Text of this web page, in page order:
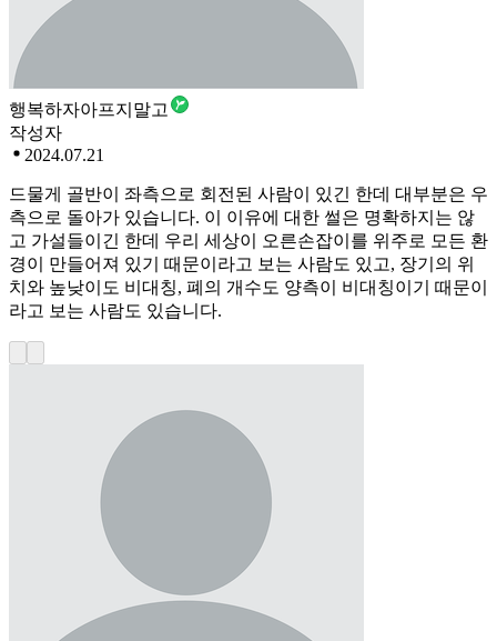
행복하자아프지말고
작성자
2024.07.21
드물게 골반이 좌측으로 회전된 사람이 있긴 한데 대부분은 우
측으로 돌아가 있습니다. 이 이유에 대한 썰은 명확하지는 않
고 가설들이긴 한데 우리 세상이 오른손잡이를 위주로 모든 환
경이 만들어져 있기 때문이라고 보는 사람도 있고, 장기의 위
치와 높낮이도 비대칭, 폐의 개수도 양측이 비대칭이기 때문이
라고 보는 사람도 있습니다.